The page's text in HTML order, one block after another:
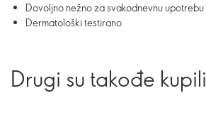
Dovoljno nežno za svakodnevnu upotrebu
Dermatološki testirano
Drugi su takođe kupili